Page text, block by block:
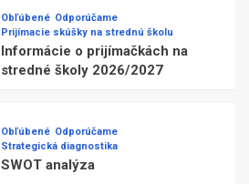
Obľúbené Odporúčame
Prijímacie skúšky na strednú školu
Informácie o prijímačkách na
stredné školy 2026/2027
Obľúbené Odporúčame
Strategická diagnostika
SWOT analýza